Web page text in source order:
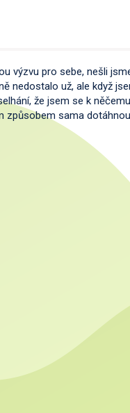
výzvu pro sebe, nešli
nedostalo už, ale když
že jsem se k
způsobem sama